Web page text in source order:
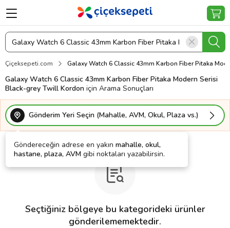
Çiçeksepeti.com Galaxy Watch 6 Classic 43mm Karbon Fiber Pitaka
Galaxy Watch 6 Classic 43mm Karbon Fiber Pitaka Modern Serisi
Black-grey Twill Kordon için Arama Sonuçları
Gönderim Yeri Seçin (Mahalle, AVM, Okul, Plaza vs.)
Göndereceğin adrese en yakın mahalle, okul,
hastane, plaza, AVM gibi noktaları yazabilirsin.
Seçtiğiniz bölgeye bu kategorideki ürünler
gönderilememektedir.